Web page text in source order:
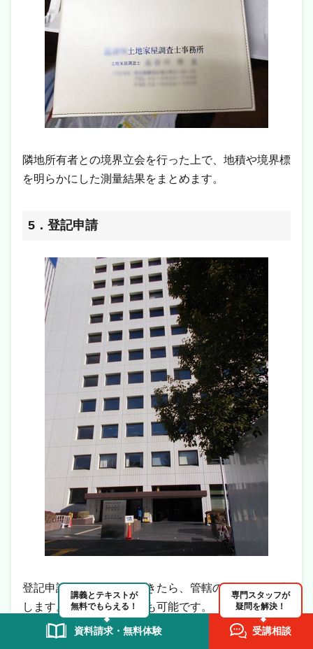
隣地所有者との境界立会を行った上で、地積や境界標
を明らかにした測量結果をまとめます。
5．登記申請
登記申請の書類が準備できたら、管轄の法務局に提出
します。オンライン申請も可能です。
講義とテキストが
無料でもらえる！
資料請求・無料体験
専門スタッフが
疑問を解決！
受講相談